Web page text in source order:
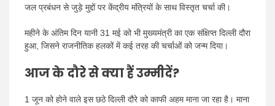
जल प्रबंधन से जुड़े मुद्दों पर केंद्रीय मंत्रियों के साथ विस्तृत चर्चा की।
महीने के अंतिम दिन यानी 31 मई को भी मुख्यमंत्री का एक संक्षिप्त दिल्ली दौरा
हुआ, जिसने राजनीतिक हलकों में कई तरह की चर्चाओं को जन्म दिया।
आज के दौरे से क्या हैं उम्मीदें?
1 जून को होने वाले इस छठे दिल्ली दौरे को काफी अहम माना जा रहा है। माना